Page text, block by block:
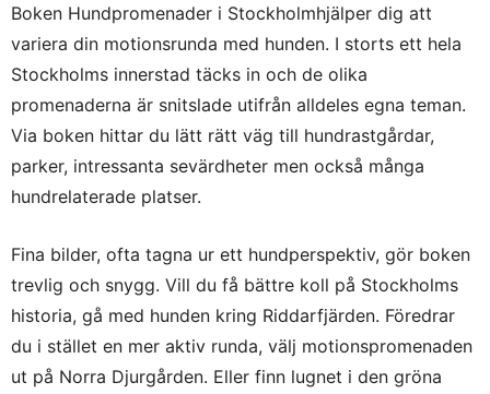
Boken Hundpromenader i Stockholmhjälper dig att
variera din motionsrunda med hunden. I storts ett hela
Stockholms innerstad täcks in och de olika
promenaderna är snitslade utifrån alldeles egna teman.
Via boken hittar du lätt rätt väg till hundrastgårdar,
parker, intressanta sevärdheter men också många
hundrelaterade platser.
Fina bilder, ofta tagna ur ett hundperspektiv, gör boken
trevlig och snygg. Vill du få bättre koll på Stockholms
historia, gå med hunden kring Riddarfjärden. Föredrar
du i stället en mer aktiv runda, välj motionspromenaden
ut på Norra Djurgården. Eller finn lugnet i den gröna